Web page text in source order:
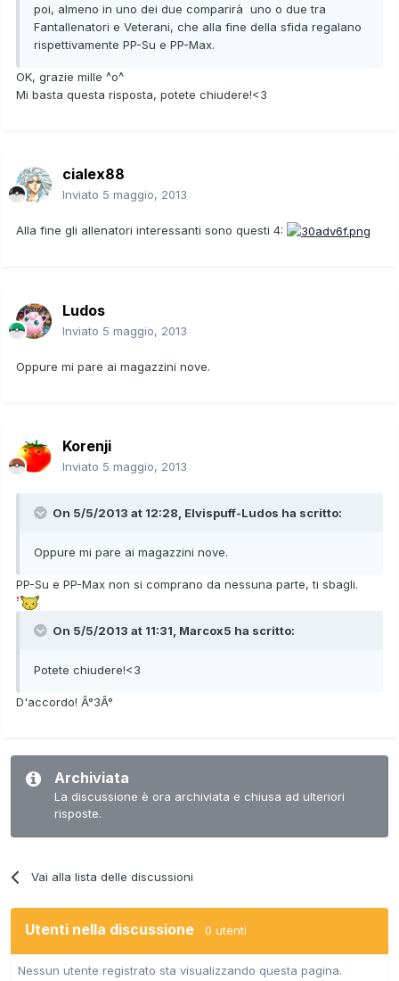
poi, almeno in uno dei due comparirà uno o due tra
Fantallenatori e Veterani, che alla fine della sfida regalano
rispettivamente PP-Su e PP-Max.
OK, grazie mille ^o^
Mi basta questa risposta, potete chiudere!<3
cialex88
Inviato 5 maggio, 2013
Alla fine gli allenatori interessanti sono questi 4:
Ludos
Inviato 5 maggio, 2013
Oppure mi pare ai magazzini nove.
Korenji
Inviato 5 maggio, 2013
On 5/5/2013 at 12:28, Elvispuff-Ludos ha scritto:
Oppure mi pare ai magazzini nove.
PP-Su e PP-Max non si comprano da nessuna parte, ti sbagli.
On 5/5/2013 at 11:31, Marcox5 ha scritto:
Potete chiudere!<3
D'accordo! Â°3Â°
Archiviata
La discussione è ora archiviata e chiusa ad ulteriori
risposte.
Vai alla lista delle discussioni
Utenti nella discussione 0 utenti
Nessun utente registrato sta visualizzando questa pagina.